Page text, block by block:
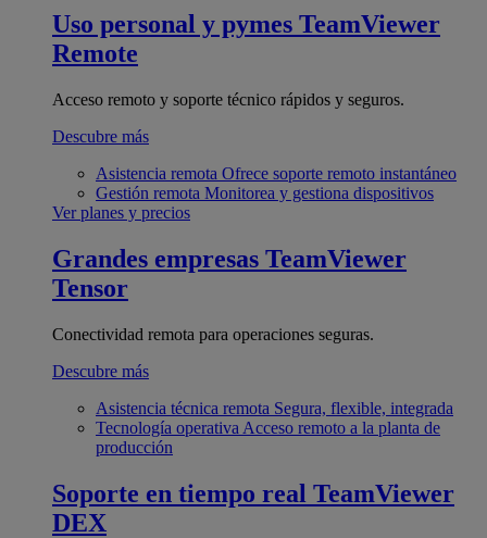
Uso personal y pymes TeamViewer
Remote
Acceso remoto y soporte técnico rápidos y seguros.
Descubre más
Asistencia remota Ofrece soporte remoto instantáneo
Gestión remota Monitorea y gestiona dispositivos
Ver planes y precios
Grandes empresas TeamViewer
Tensor
Conectividad remota para operaciones seguras.
Descubre más
Asistencia técnica remota Segura, flexible, integrada
Tecnología operativa Acceso remoto a la planta de
producción
Soporte en tiempo real TeamViewer
DEX